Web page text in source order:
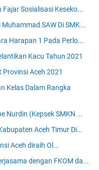
Fajar Sosialisasi Keseko...
SAW Di SMK...
Harapan 1 Pada Perlo...
Kacu Tahun 2021
Aceh 2021
Kelas Dalam Rangka
Nurdin (Kepsek SMKN ...
Aceh Timur Di...
Aceh diraih Ol...
dengan FKOM da...